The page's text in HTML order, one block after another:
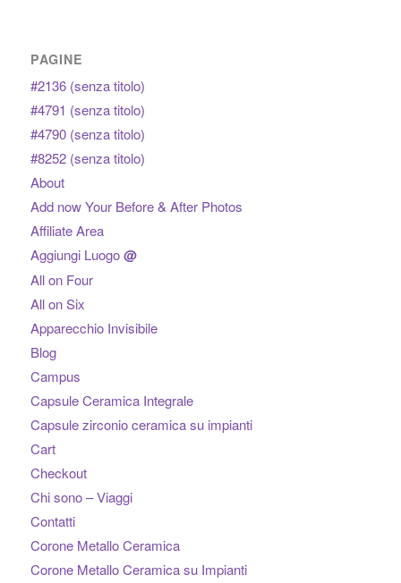
PAGINE
#2136 (senza titolo)
#4791 (senza titolo)
#4790 (senza titolo)
#8252 (senza titolo)
About
Add now Your Before & After Photos
Affiliate Area
Aggiungi Luogo@
All on Four
All on Six
Apparecchio Invisibile
Blog
Campus
Capsule Ceramica Integrale
Capsule zirconio ceramica su impianti
Cart
Checkout
Chi sono – Viaggi
Contatti
Corone Metallo Ceramica
Corone Metallo Ceramica su Impianti